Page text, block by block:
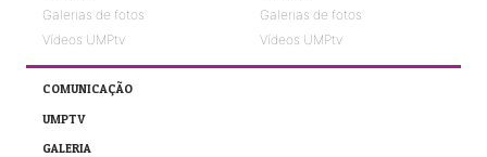
Galerias de fotos
Vídeos UMPtv
Galerias de fotos
Vídeos UMPtv
COMUNICAÇÃO
UMPTV
GALERIA